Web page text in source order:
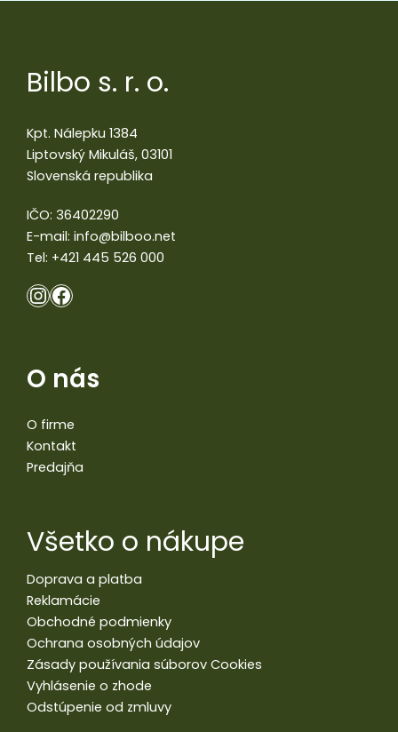
Bilbo s. r. o.
Kpt. Nálepku 1384
Liptovský Mikuláš, 03101
Slovenská republika
IČO: 36402290
E-mail: info@bilboo.net
Tel: +421 445 526 000
O nás
O firme
Kontakt
Predajňa
Všetko o nákupe
Doprava a platba
Reklamácie
Obchodné podmienky
Ochrana osobných údajov
Zásady používania súborov Cookies
Vyhlásenie o zhode
Odstúpenie od zmluvy